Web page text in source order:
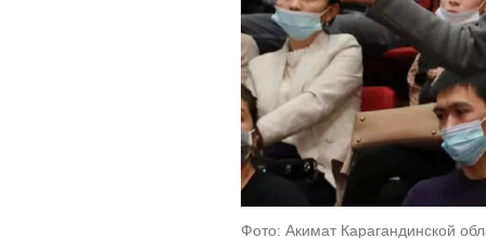
Фото: Акимат Карагандинской